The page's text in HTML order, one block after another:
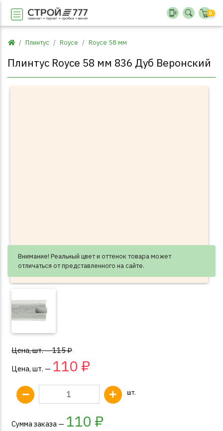
0
Плинтус Royce Royce 58 мм
Плинтус Royce 58 мм 836 Дуб Веронский
Внимание! Реальный цвет и оттенок товара может
отличаться от представленного на сайте.
Цена, шт. — 115 ₽
Цена, шт. — 110 ₽
шт.
Сумма заказа — 110 ₽